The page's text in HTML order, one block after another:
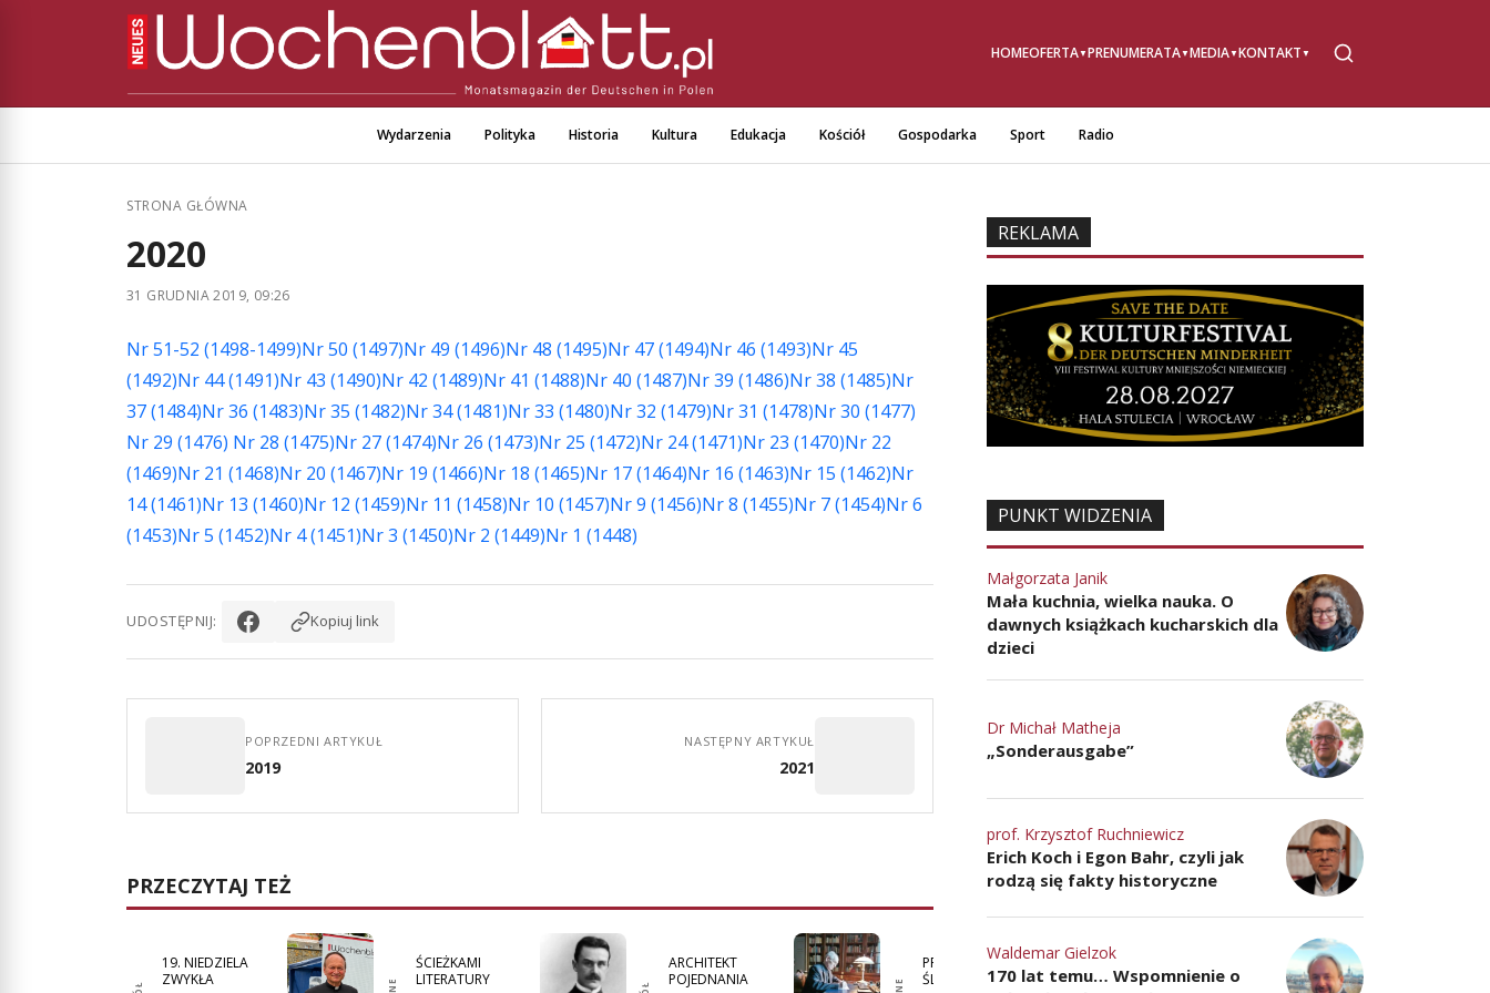
HOMEOFERTA PRENUMERATA MEDIA KONTAKT
Wydarzenia Polityka Historia Kultura Edukacja Kościół Gospodarka Sport Radio
STRONA GŁÓWNA
2020
31 GRUDNIA 2019, 09:26
Nr 51-52 (1498-1499)Nr 50 (1497)Nr 49 (1496)Nr 48 (1495)Nr 47 (1494)Nr 46 (1493)Nr 45
(1492)Nr 44 (1491)Nr 43 (1490)Nr 42 (1489)Nr 41 (1488)Nr 40 (1487)Nr 39 (1486)Nr 38 (1485)Nr
37 (1484)Nr 36 (1483)Nr 35 (1482)Nr 34 (1481)Nr 33 (1480)Nr 32 (1479)Nr 31 (1478)Nr 30 (1477)
Nr 29 (1476) Nr 28 (1475)Nr 27 (1474)Nr 26 (1473)Nr 25 (1472)Nr 24 (1471)Nr 23 (1470)Nr 22
(1469)Nr 21 (1468)Nr 20 (1467)Nr 19 (1466)Nr 18 (1465)Nr 17 (1464)Nr 16 (1463)Nr 15 (1462)Nr
14 (1461)Nr 13 (1460)Nr 12 (1459)Nr 11 (1458)Nr 10 (1457)Nr 9 (1456)Nr 8 (1455)Nr 7 (1454)Nr 6
(1453)Nr 5 (1452)Nr 4 (1451)Nr 3 (1450)Nr 2 (1449)Nr 1 (1448)
UDOSTĘPNIJ: Kopiuj link
POPRZEDNI ARTYKUŁ
2019
NASTĘPNY ARTYKUŁ
2021
PRZECZYTAJ TEŻ
19. NIEDZIELA
ZWYKŁA
ŚCIEŻKAMI
LITERATURY
ARCHITEKT
POJEDNANIA
PRAWDZIWE
ŚLĄSKIE KĄSKI
HISTORIĘ
REKLAMA
PUNKT WIDZENIA
Małgorzata Janik
Mała kuchnia, wielka nauka. O
dawnych książkach kucharskich dla
dzieci
Dr Michał Matheja
„Sonderausgabe”
prof. Krzysztof Ruchniewicz
Erich Koch i Egon Bahr, czyli jak
rodzą się fakty historyczne
Waldemar Gielzok
170 lat temu… Wspomnienie o